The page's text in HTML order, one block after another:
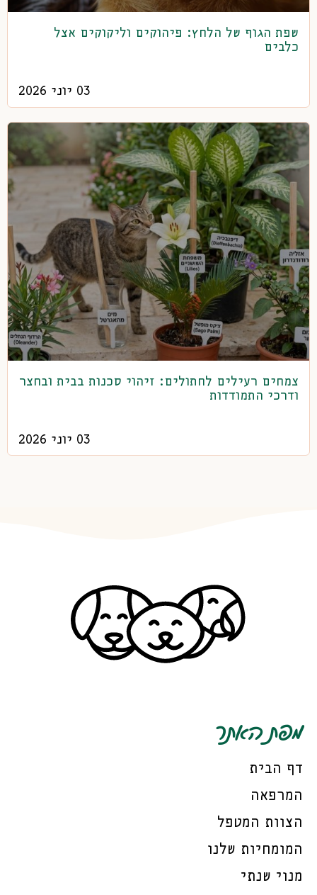
שפת הגוף של הלחץ: פיהוקים וליקוקים אצל
כלבים
03 יוני 2026
צמחים רעילים לחתולים: זיהוי סכנות בבית ובחצר
ודרכי התמודדות
03 יוני 2026
מפת האתר
דף הבית
המרפאה
הצוות המטפל
המומחיות שלנו
מנוי שנתי